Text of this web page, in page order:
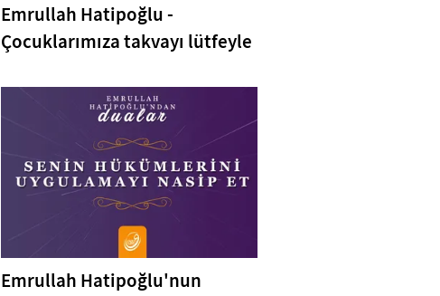
Emrullah Hatipoğlu -
Çocuklarımıza takvayı lütfeyle
Emrullah Hatipoğlu'nun